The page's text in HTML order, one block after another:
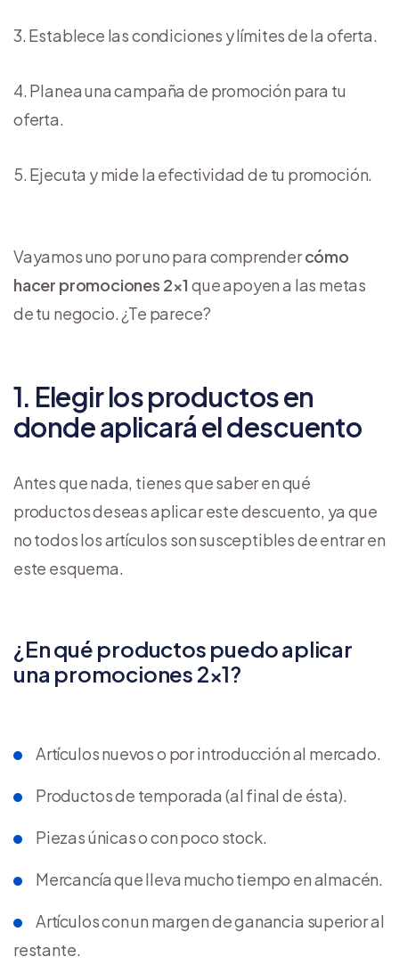
Establece las condiciones y límites de la oferta.
Planea una campaña de promoción para tu
oferta.
Ejecuta y mide la efectividad de tu promoción.
Vayamos uno por uno para comprendercómo
hacer promociones 2×1 que apoyen a las metas
de tu negocio. ¿Te parece?
1. Elegir los productos en
donde aplicará el descuento
Antes que nada, tienes que saber en qué
productos deseas aplicar este descuento, ya que
no todos los artículos son susceptibles de entrar en
este esquema.
¿En qué productos puedo aplicar
una promociones 2×1?
Artículos nuevos o por introducción al mercado.
Productos de temporada (al final de ésta).
Piezas únicas o con poco stock.
Mercancía que lleva mucho tiempo en almacén.
Artículos con un margen de ganancia superior al
restante.